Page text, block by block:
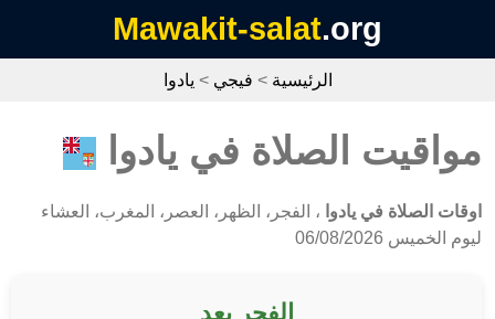
Mawakit-salat.org
الرئيسية > فيجي > يادوا
مواقيت الصلاة في يادوا
اوقات الصلاة في يادوا ، الفجر، الظهر، العصر، المغرب، العشاء
ليوم الخميس 06/08/2026
الفجر بعد